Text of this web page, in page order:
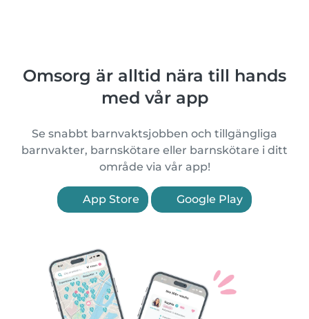
Omsorg är alltid nära till hands
med vår app
Se snabbt barnvaktsjobben och tillgängliga
barnvakter, barnskötare eller barnskötare i ditt
område via vår app!
App Store Google Play